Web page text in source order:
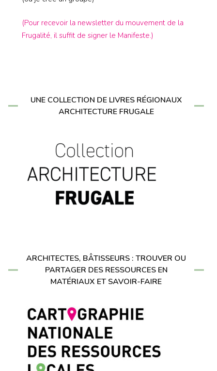
(Pour recevoir la newsletter du mouvement de la
Frugalité, il suffit de signer le Manifeste.)
UNE COLLECTION DE LIVRES RÉGIONAUX
ARCHITECTURE FRUGALE
ARCHITECTES, BÂTISSEURS : TROUVER OU
PARTAGER DES RESSOURCES EN
MATÉRIAUX ET SAVOIR-FAIRE